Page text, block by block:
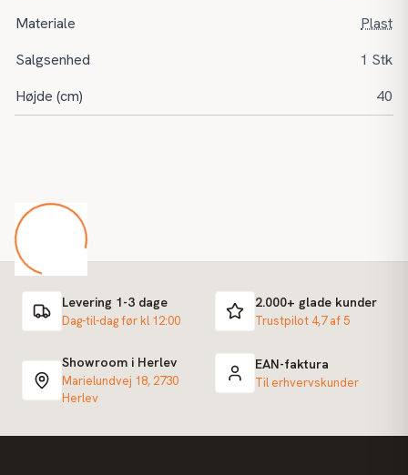
Materiale
Plast
Salgsenhed
1 Stk
Højde (cm)
40
Levering 1-3 dage
Dag-til-dag før kl 12:00
2.000+ glade kunder
Trustpilot 4,7 af 5
Showroom i Herlev
Marielundvej 18, 2730
Herlev
EAN-faktura
Til erhvervskunder